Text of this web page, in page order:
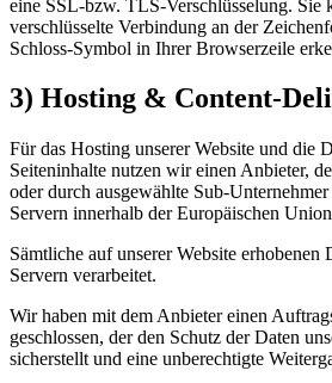
eine SSL-bzw. TLS-Verschlüsselung. Sie
verschlüsselte Verbindung an der
Schloss-Symbol in Ihrer Browserzeile
3) Hosting & Content-
Für das Hosting unserer Website und die
Seiteninhalte nutzen wir einen Anbieter,
oder durch ausgewählte Sub-
Servern innerhalb der Europäischen
Sämtliche auf unserer Website erhobenen
Servern verarbeitet.
Wir haben mit dem Anbieter einen
geschlossen, der den Schutz der Daten
sicherstellt und eine unberechtigte